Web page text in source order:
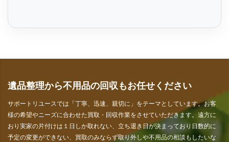
遺品整理から不用品の回収もお任せください
サポートリユースでは「丁寧、迅速、親切に」をテーマとしています。お客
様の希望やニーズに合わせた買取・回収作業をさせていただきます。遠方に
おり実家の片付けは１日しか取れない、立ち退き日が決まっており日数的に
予定の変更ができない、買取のみならず取り外しや不用品の相談もしたいな